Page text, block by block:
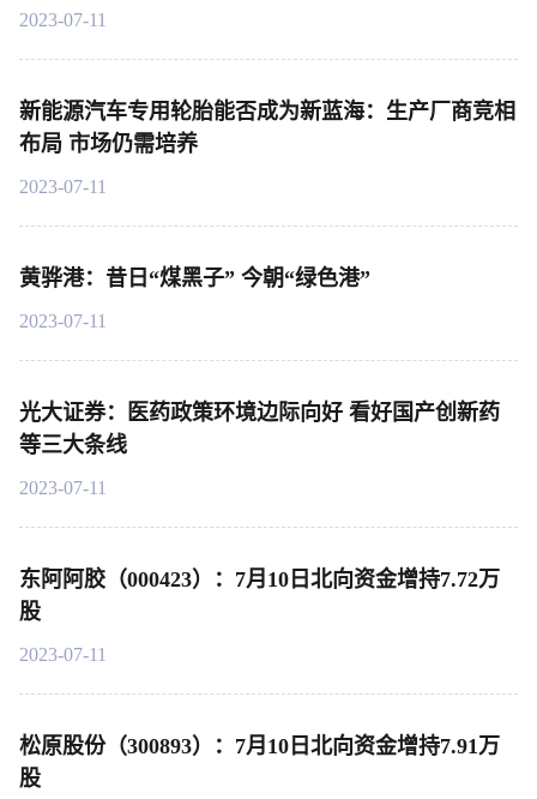
2023-07-11
新能源汽车专用轮胎能否成为新蓝海：生产厂商竞相
布局 市场仍需培养
2023-07-11
黄骅港：昔日“煤黑子” 今朝“绿色港”
2023-07-11
光大证券：医药政策环境边际向好 看好国产创新药
等三大条线
2023-07-11
东阿阿胶（000423）：7月10日北向资金增持7.72万
股
2023-07-11
松原股份（300893）：7月10日北向资金增持7.91万
股